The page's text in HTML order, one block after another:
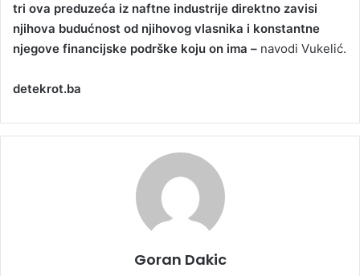
tri ova preduzeća iz naftne industrije direktno zavisi
njihova budućnost od njihovog vlasnika i konstantne
njegove financijske podrške koju on ima – navodi Vukelić.
detekrot.ba
Goran Dakic